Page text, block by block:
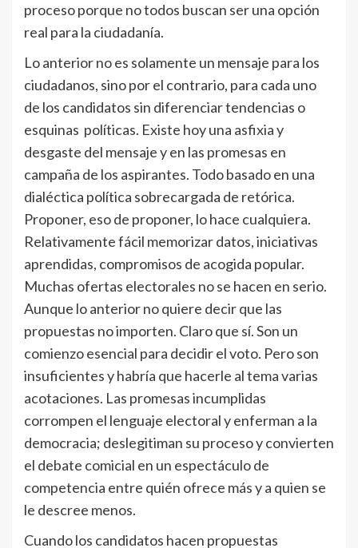
proceso porque no todos buscan ser una opción
real para la ciudadanía.
Lo anterior no es solamente un mensaje para los
ciudadanos, sino por el contrario, para cada uno
de los candidatos sin diferenciar tendencias o
esquinas políticas. Existe hoy una asfixia y
desgaste del mensaje y en las promesas en
campaña de los aspirantes. Todo basado en una
dialéctica política sobrecargada de retórica.
Proponer, eso de proponer, lo hace cualquiera.
Relativamente fácil memorizar datos, iniciativas
aprendidas, compromisos de acogida popular.
Muchas ofertas electorales no se hacen en serio.
Aunque lo anterior no quiere decir que las
propuestas no importen. Claro que sí. Son un
comienzo esencial para decidir el voto. Pero son
insuficientes y habría que hacerle al tema varias
acotaciones. Las promesas incumplidas
corrompen el lenguaje electoral y enferman a la
democracia; deslegitiman su proceso y convierten
el debate comicial en un espectáculo de
competencia entre quién ofrece más y a quien se
le descree menos.
Cuando los candidatos hacen propuestas